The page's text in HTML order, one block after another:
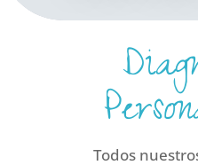
Todos